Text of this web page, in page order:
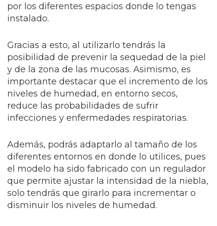
por los diferentes espacios donde lo tengas
instalado.
Gracias a esto, al utilizarlo tendrás la
posibilidad de prevenir la sequedad de la piel
y de la zona de las mucosas. Asimismo, es
importante destacar que el incremento de los
niveles de humedad, en entorno secos,
reduce las probabilidades de sufrir
infecciones y enfermedades respiratorias.
Además, podrás adaptarlo al tamaño de los
diferentes entornos en donde lo utilices, pues
el modelo ha sido fabricado con un regulador
que permite ajustar la intensidad de la niebla,
solo tendrás que girarlo para incrementar o
disminuir los niveles de humedad.